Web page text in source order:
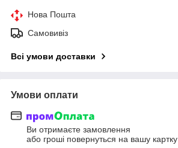
Нова Пошта
Самовивіз
Всі умови доставки
Умови оплати
Ви отримаєте замовлення
або гроші повернуться на вашу картку